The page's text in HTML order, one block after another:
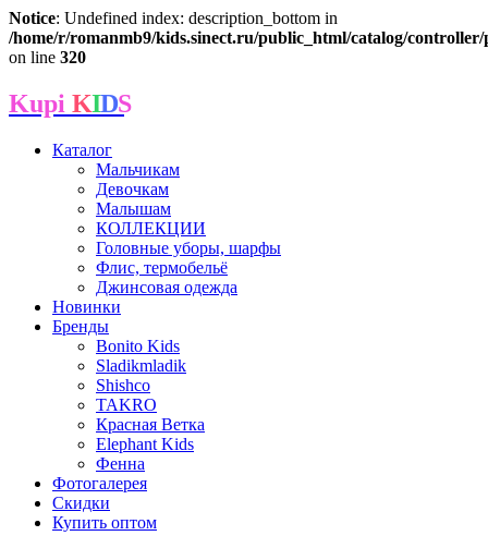
Notice: Undefined index: description_bottom in
/home/r/romanmb9/kids.sinect.ru/public_html/catalog/
on line 320
Kupi K I D S
Каталог
Мальчикам
Девочкам
Малышам
КОЛЛЕКЦИИ
Головные уборы, шарфы
Флис, термобельё
Джинсовая одежда
Новинки
Бренды
Bonito Kids
Sladikmladik
Shishco
TAKRO
Красная Ветка
Elephant Kids
Фенна
Фотогалерея
Скидки
Купить оптом